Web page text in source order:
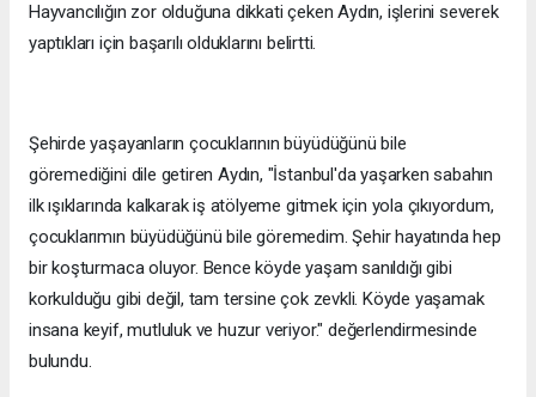
Hayvancılığın zor olduğuna dikkati çeken Aydın, işlerini severek
yaptıkları için başarılı olduklarını belirtti.
Şehirde yaşayanların çocuklarının büyüdüğünü bile
göremediğini dile getiren Aydın, "İstanbul'da yaşarken sabahın
ilk ışıklarında kalkarak iş atölyeme gitmek için yola çıkıyordum,
çocuklarımın büyüdüğünü bile göremedim. Şehir hayatında hep
bir koşturmaca oluyor. Bence köyde yaşam sanıldığı gibi
korkulduğu gibi değil, tam tersine çok zevkli. Köyde yaşamak
insana keyif, mutluluk ve huzur veriyor." değerlendirmesinde
bulundu.